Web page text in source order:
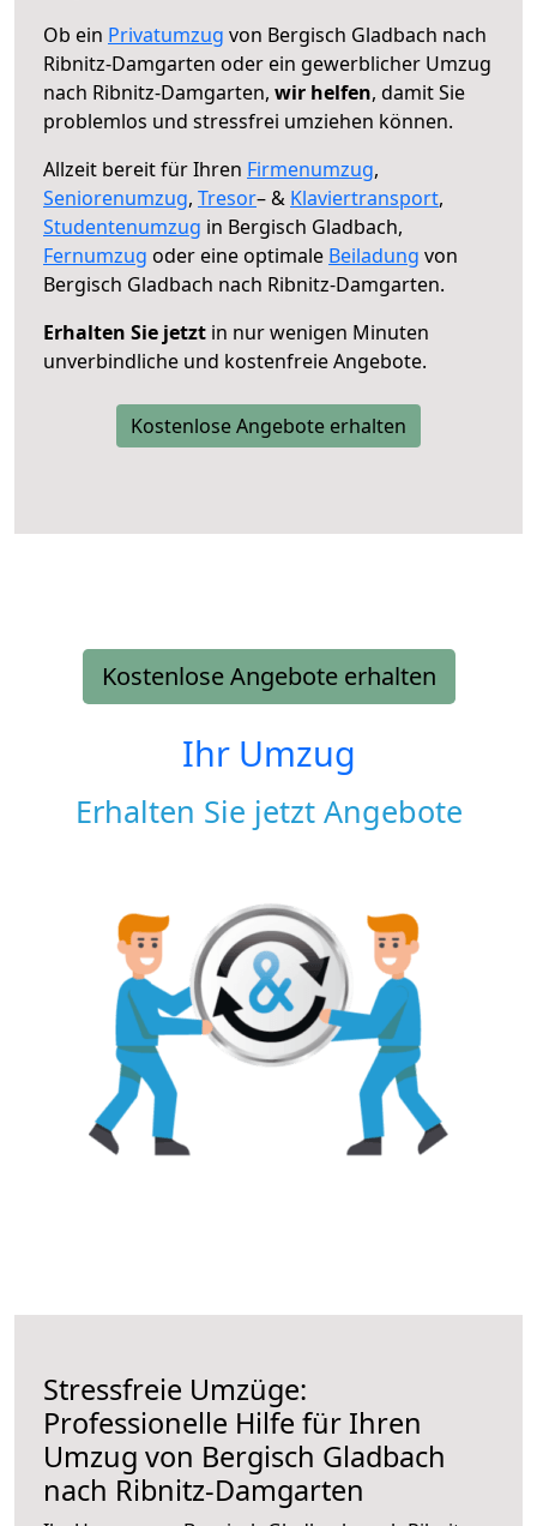
Ob ein Privatumzug von Bergisch Gladbach nach
Ribnitz-Damgarten oder ein gewerblicher Umzug
nach Ribnitz-Damgarten, wir helfen, damit Sie
problemlos und stressfrei umziehen können.
Allzeit bereit für Ihren Firmenumzug,
Seniorenumzug, Tresor– & Klaviertransport,
Studentenumzug in Bergisch Gladbach,
Fernumzug oder eine optimale Beiladung von
Bergisch Gladbach nach Ribnitz-Damgarten.
Erhalten Sie jetzt in nur wenigen Minuten
unverbindliche und kostenfreie Angebote.
Kostenlose Angebote erhalten
Kostenlose Angebote erhalten
Ihr Umzug
Erhalten Sie jetzt Angebote
Stressfreie Umzüge:
Professionelle Hilfe für Ihren
Umzug von Bergisch Gladbach
nach Ribnitz-Damgarten